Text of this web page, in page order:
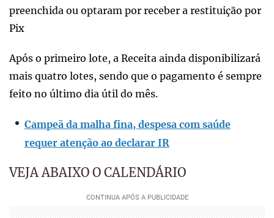
preenchida ou optaram por receber a restituição por
Pix
Após o primeiro lote, a Receita ainda disponibilizará
mais quatro lotes, sendo que o pagamento é sempre
feito no último dia útil do mês.
Campeã da malha fina, despesa com saúde
requer atenção ao declarar IR
VEJA ABAIXO O CALENDÁRIO